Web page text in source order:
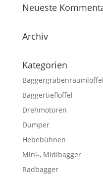
Neueste
Archiv
Kategorien
Baggergrabenräumlöffel
Baggertieflöffel
Drehmotoren
Dumper
Hebebühnen
Mini-, Midibagger
Radbagger